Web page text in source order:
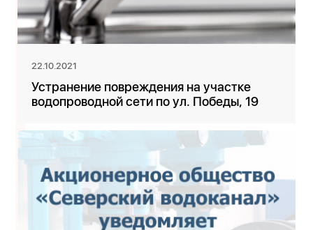
22.10.2021
Устранение повреждения на участке
водопроводной сети по ул. Победы, 19